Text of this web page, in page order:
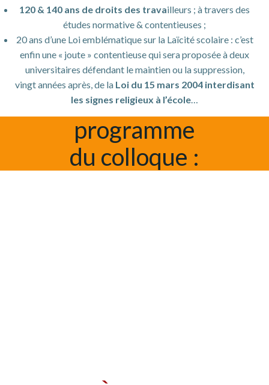
120 & 140 ans de droits des travailleurs ; à travers des
études normative & contentieuses ;
20 ans d’une Loi emblématique sur la Laïcité scolaire : c’est
enfin une « joute » contentieuse qui sera proposée à deux
universitaires défendant le maintien ou la suppression,
vingt années après, de la Loi du 15 mars 2004 interdisant
les signes religieux à l’école…
programme
du colloque :